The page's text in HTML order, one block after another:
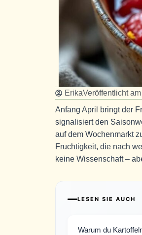
ErikaVeröffentlicht am
Anfang April bringt der
signalisiert den
auf dem Wochenmarkt
Fruchtigkeit, die nach
keine Wissenschaft –
LESEN SIE AUCH
Warum du